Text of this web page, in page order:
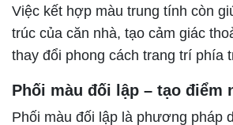
Việc kết hợp màu trung tính còn
trúc của căn nhà, tạo cảm giác
thay đổi phong cách trang trí phía
Phối màu đối lập – tạo điểm
Phối màu đối lập là phương pháp